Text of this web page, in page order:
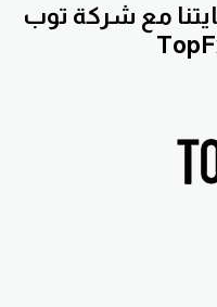
مع شركة توب